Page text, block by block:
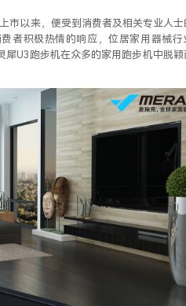
市以来，便受到消费者及相关专业人士
者积极热情的响应，位居家用器械行
犀U3跑步机在众多的家用跑步机中脱颖